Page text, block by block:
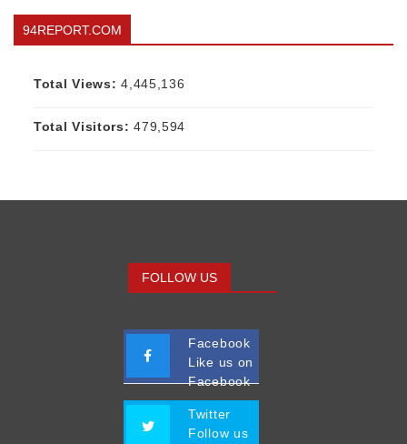
94REPORT.COM
Total Views:4,445,136
Total Visitors:479,594
FOLLOW US
Facebook
Like us on
Facebook
Twitter
Follow us